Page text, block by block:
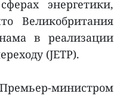
энергетики,
Великобритания
в реализации
(JETP).
министром